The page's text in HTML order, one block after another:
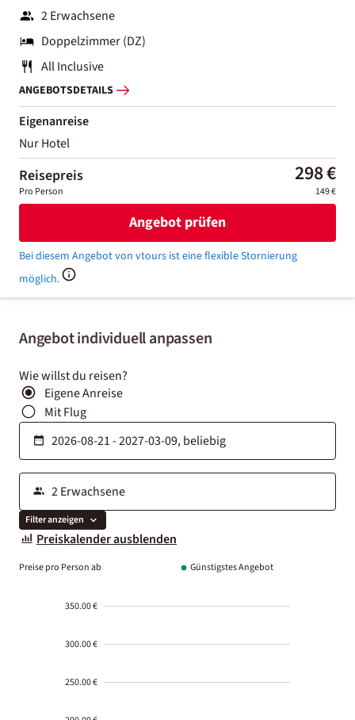
Angebot individuell anpassen
Wie willst du reisen?
Eigene Anreise
Mit Flug
Filter anzeigen
Preiskalender ausblenden
Preise pro Person ab Günstigstes Angebot
350.00 €
300.00 €
250.00 €
2 Erwachsene
Doppelzimmer (DZ)
All Inclusive
ANGEBOTSDETAILS
Eigenanreise
Nur Hotel
Reisepreis 298 €
Pro Person 149 €
Angebot prüfen
Bei diesem Angebot von vtours ist eine flexible Stornierung
möglich.